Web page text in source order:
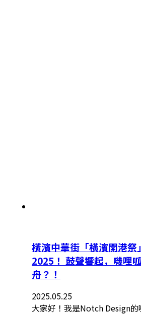
橫濱中華街「橫濱開港祭
2025！ 鼓聲響起，嘰哩
舟？！
2025.05.25
大家好！我是Notch Design